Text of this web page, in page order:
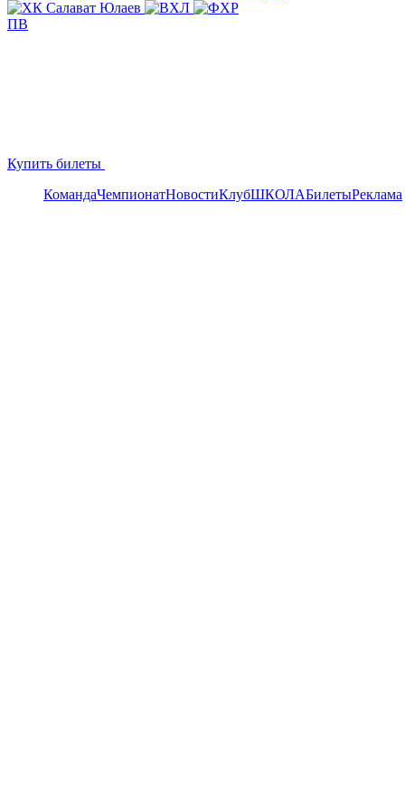
ПВ
Купить билеты
КомандаЧемпионатНовостиКлубШКОЛАБилетыРеклама